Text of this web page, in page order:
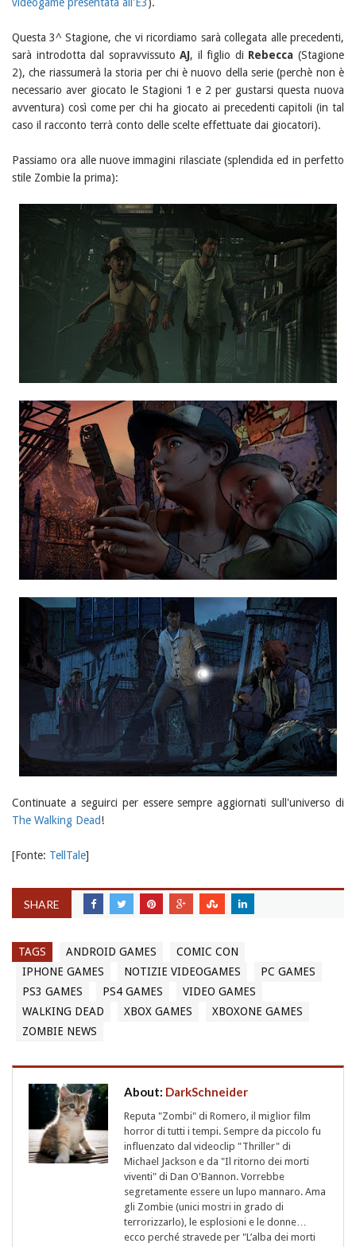
Questa 3^ Stagione, che vi ricordiamo sarà collegata alle precedenti,
sarà introdotta dal sopravvissutoAJ, il figlio di Rebecca (Stagione
2), che riassumerà la storia per chi è nuovo della serie (perchè non è
necessario aver giocato le Stagioni 1 e 2 per gustarsi questa nuova
avventura) così come per chi ha giocato ai precedenti capitoli (in tal
caso il racconto terrà conto delle scelte effettuate dai giocatori).
Passiamo ora alle nuove immagini rilasciate (splendida ed in perfetto
stile Zombie la prima):
Continuate a seguirci per essere sempre aggiornati sull'universo di
The Walking Dead!
[Fonte: TellTale]
SHARE
TAGS ANDROID GAMES
COMIC CON
IPHONE GAMES
NOTIZIE VIDEOGAMES
PC GAMES
PS3 GAMES
PS4 GAMES
VIDEO GAMES
WALKING DEAD
XBOX GAMES
XBOXONE GAMES
ZOMBIE NEWS
About: DarkSchneider
Reputa "Zombi" di Romero, il miglior film
horror di tutti i tempi. Sempre da piccolo fu
influenzato dal videoclip "Thriller" di
Michael Jackson e da "Il ritorno dei morti
viventi" di Dan O'Bannon. Vorrebbe
segretamente essere un lupo mannaro. Ama
gli Zombie (unici mostri in grado di
terrorizzarlo), le esplosioni e le donne…
ecco perché stravede per "L’alba dei morti